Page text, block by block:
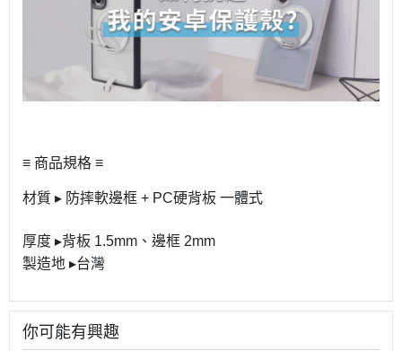
≡ 商品規格 ≡
材質 ▸ 防摔軟邊框 + PC硬背板 一體式
厚度 ▸背板 1.5mm、邊框 2mm
製造地 ▸台灣
你可能有興趣